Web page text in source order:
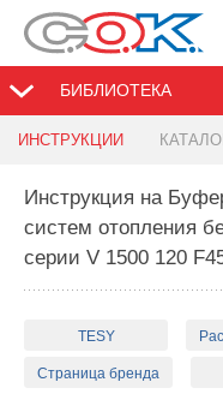
БИБЛИОТЕКА
ИНСТРУКЦИИ
Инструкция на
систем отопления
серии V 1500 120
TESY
Страница бренда